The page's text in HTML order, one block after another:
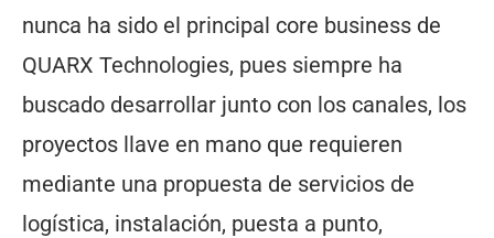
nunca ha sido el principal core business de
QUARX Technologies, pues siempre ha
buscado desarrollar junto con los canales, los
proyectos llave en mano que requieren
mediante una propuesta de servicios de
logística, instalación, puesta a punto,